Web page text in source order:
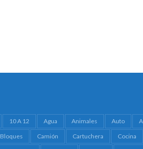
10 A 12 Agua Animales Auto
Bloques Camión Cartuchera Cocina